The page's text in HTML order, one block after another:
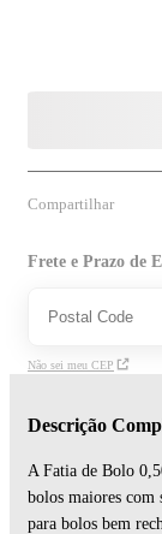
Compartilhar
Frete e Prazo de
Não sei meu CEP
Descrição
A Fatia de Bolo
bolos maiores com
para bolos bem